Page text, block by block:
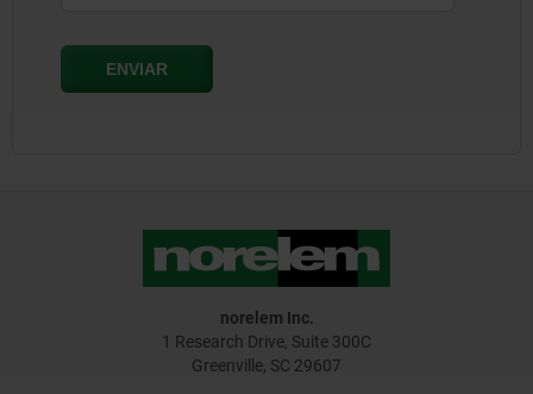
norelem Inc.
1 Research Drive, Suite 300C
Greenville, SC 29607